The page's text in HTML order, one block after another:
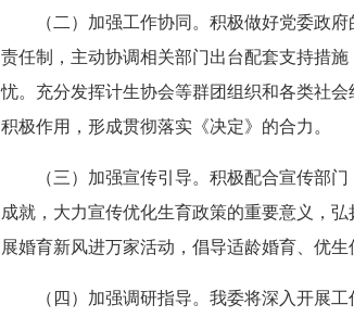
（二）加强工作协同。积极做好党委政
责任制，主动协调相关部门出台配套支持措
忧。充分发挥计生协会等群团组织和各类社
积极作用，形成贯彻落实《决定》的合力。
（三）加强宣传引导。积极配合宣传部
成就，大力宣传优化生育政策的重要意义，
展婚育新风进万家活动，倡导适龄婚育、优生
（四）加强调研指导。我委将深入开展